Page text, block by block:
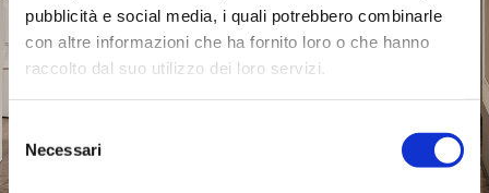
pubblicità e social media, i quali potrebbero combinarle
con altre informazioni che ha fornito loro o che hanno
raccolto dal suo utilizzo dei loro servizi.
Selezione
del
consenso
Necessari